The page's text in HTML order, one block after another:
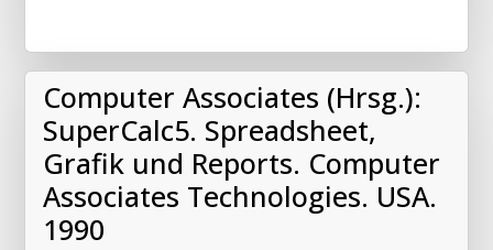
Computer Associates (Hrsg.):
SuperCalc5. Spreadsheet,
Grafik und Reports. Computer
Associates Technologies. USA.
1990